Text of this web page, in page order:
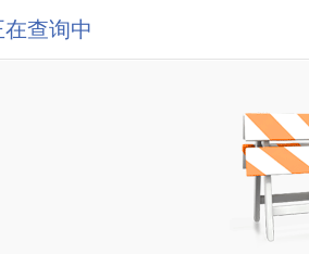
在查询中